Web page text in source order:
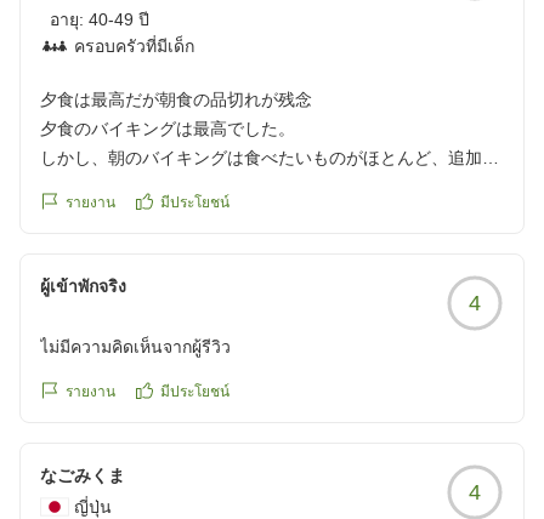
อายุ: 40-49 ปี
ครอบครัวที่มีเด็ก
夕食は最高だが朝食の品切れが残念
夕食のバイキングは最高でした。
しかし、朝のバイキングは食べたいものがほとんど、追加待
どなかった。
https://review.travel.rakuten.co.jp/hotel/voice/1922?
reviewId=33123478531209
รายงาน มีประโยชน์
ผู้เข้าพักจริง
4
ไม่มีความคิดเห็นจากผู้รีวิว
รายงาน มีประโยชน์
なごみくま
ญี่ปุ่น
4